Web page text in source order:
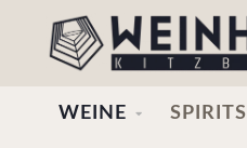
WEINE SPIRITS